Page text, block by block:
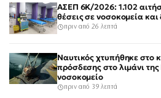
ΑΣΕΠ 6Κ/2026: 1.102
θέσεις σε νοσοκομεία και
πριν από 26 λεπτά
Ναυτικός χτυπήθηκε στο
πρόσδεσης στο λιμάνι
νοσοκομείο
πριν από 39 λεπτά